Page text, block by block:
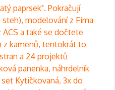
paprsek". Pokračují
modelování z Fima
a také se dočtete
z kamenů, tentokrát to
a 24 projektů
panenka, náhrdelník
Kytičkovaná, 3x do